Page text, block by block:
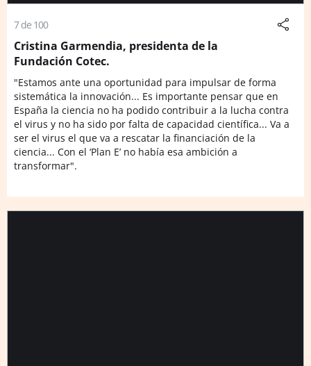
7 de 100
Cristina Garmendia, presidenta de la
Fundación Cotec.
"Estamos ante una oportunidad para impulsar de forma
sistemática la innovación... Es importante pensar que en
España la ciencia no ha podido contribuir a la lucha contra
el virus y no ha sido por falta de capacidad científica... Va a
ser el virus el que va a rescatar la financiación de la
ciencia... Con el ‘Plan E’ no había esa ambición a
transformar".